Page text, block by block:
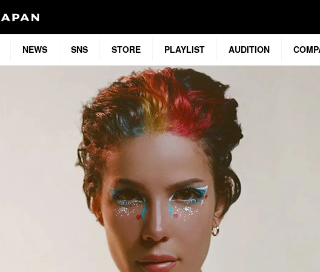
NEWS SNS STORE PLAYLIST AUDITION